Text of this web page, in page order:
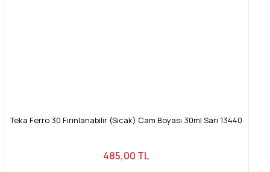
Teka Ferro 30 Fırınlanabilir (Sıcak) Cam Boyası 30ml Sarı 13440
485,00 TL